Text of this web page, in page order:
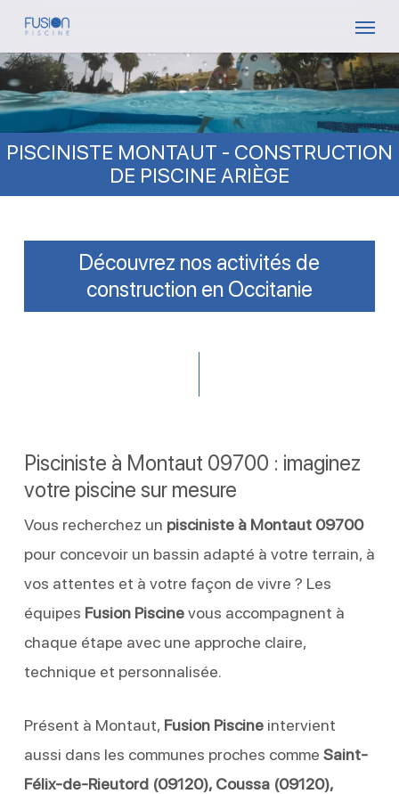
Skip
main
content
PISCINISTE MONTAUT - CONSTRUCTION
DE PISCINE ARIÈGE
Découvrez nos activités de
construction en Occitanie
Pisciniste à Montaut 09700 : imaginez
votre piscine sur mesure
Vous recherchez un pisciniste à Montaut 09700
pour concevoir un bassin adapté à votre terrain, à
vos attentes et à votre façon de vivre ? Les
équipes Fusion Piscinevous accompagnent à
chaque étape avec une approche claire,
technique et personnalisée.
Présent à Montaut, Fusion Piscineintervient
aussi dans les communes proches comme Saint-
Félix-de-Rieutord (09120), Coussa (09120),